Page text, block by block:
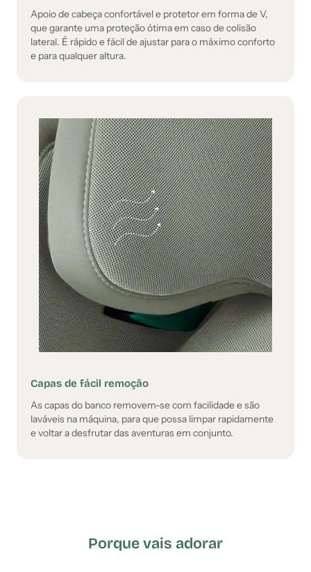
Apoio de cabeça confortável e protetor em forma de V,
que garante uma proteção ótima em caso de colisão
lateral. É rápido e fácil de ajustar para o máximo conforto
e para qualquer altura.
Capas de fácil remoção
As capas do banco removem-se com facilidade e são
laváveis na máquina, para que possa limpar rapidamente
e voltar a desfrutar das aventuras em conjunto.
Porque vais adorar